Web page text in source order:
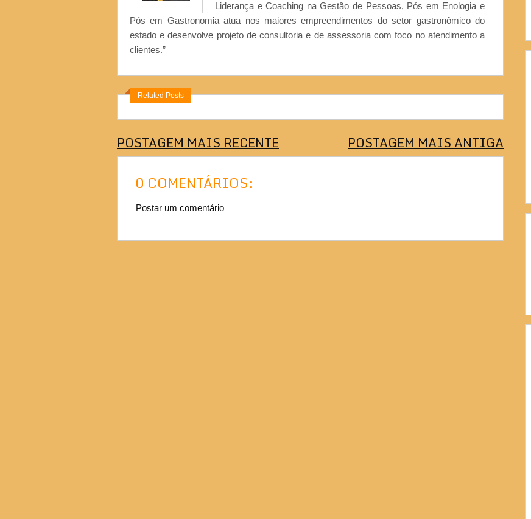
Liderança e Coaching na Gestão de Pessoas, Pós em Enologia e
Pós em Gastronomia atua nos maiores empreendimentos do setor gastronômico do
estado e desenvolve projeto de consultoria e de assessoria com foco no atendimento a
clientes.”
Related Posts
POSTAGEM MAIS RECENTE POSTAGEM MAIS ANTIGA
0 COMENTÁRIOS:
Postar um comentário